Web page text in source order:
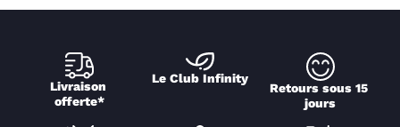
Livraison
offerte*
Le Club Infinity
Retours sous 15
jours